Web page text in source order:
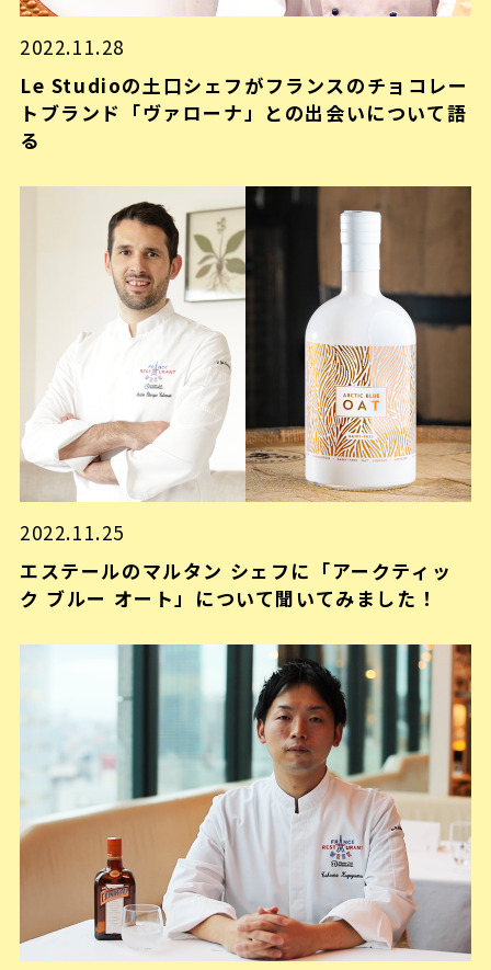
2022.11.28
Le Studioの土口シェフがフランスのチョコレー
トブランド「ヴァローナ」との出会いについて語
る
2022.11.25
エステールのマルタン シェフに「アークティッ
ク ブルー オート」について聞いてみました！